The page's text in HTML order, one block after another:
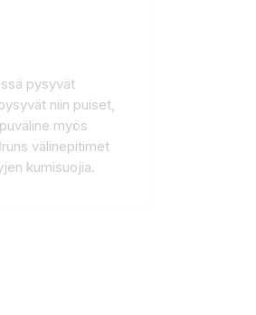
pysyvät
niin puiset,
myös
välinepitimet
kumisuojia.